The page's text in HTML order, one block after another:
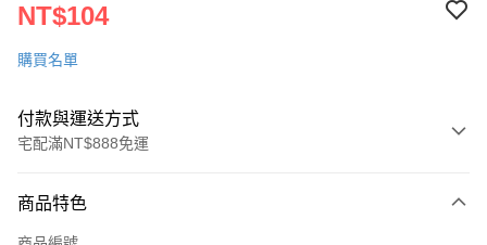
NT$104
購買名單
付款與運送方式
宅配滿NT$888免運
信用卡一次付款
商品特色